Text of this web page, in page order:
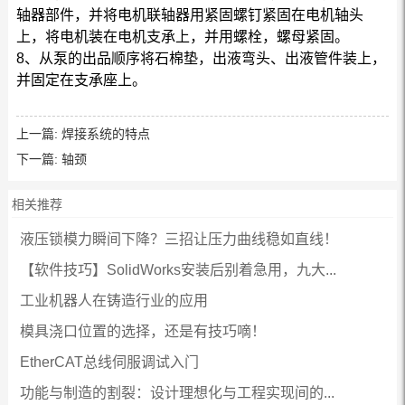
轴器部件，并将电机联轴器用紧固螺钉紧固在电机轴头
上，将电机装在电机支承上，并用螺栓，螺母紧固。
8、从泵的出品顺序将石棉垫，出液弯头、出液管件装上，
并固定在支承座上。
上一篇: 焊接系统的特点
下一篇: 轴颈
相关推荐
液压锁模力瞬间下降？三招让压力曲线稳如直线！
【软件技巧】SolidWorks安装后别着急用，九大...
工业机器人在铸造行业的应用
模具浇口位置的选择，还是有技巧嘀！
EtherCAT总线伺服调试入门
功能与制造的割裂：设计理想化与工程实现间的...